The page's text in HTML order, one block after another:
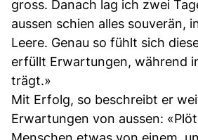
gross. Danach lag ich zwei
aussen schien alles souverän,
Leere. Genau so fühlt sich
erfüllt Erwartungen, während
trägt.»
Mit Erfolg, so beschreibt er
Erwartungen von aussen: